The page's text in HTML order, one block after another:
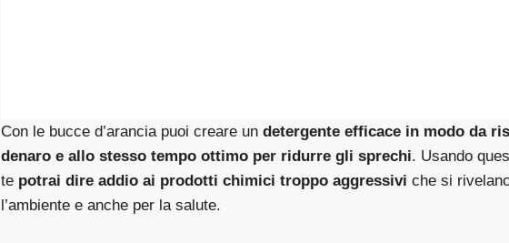
Con le bucce d’arancia puoi creare undetergente efficace in modo da
denaro e allo stesso tempo ottimo per ridurre gli sprechi. Usando
te potrai dire addio ai prodotti chimici troppo aggressivi che si
l’ambiente e anche per la salute.